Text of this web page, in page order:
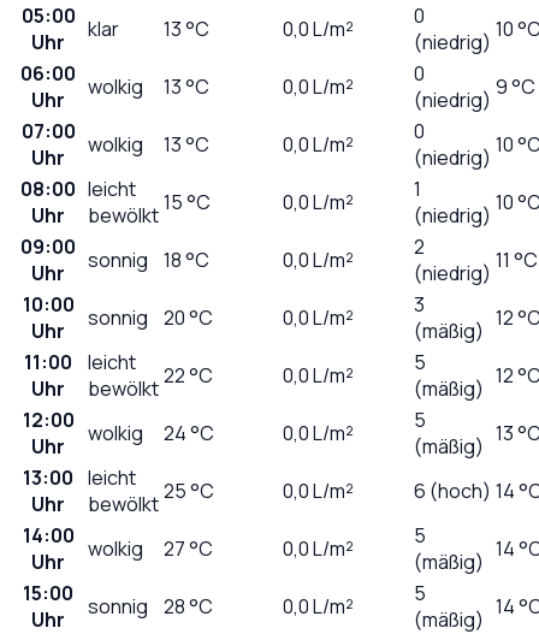
05:00
Uhr
klar 13°C 0,0L/m²
0
(niedrig) 10
06:00
Uhr
wolkig 13°C 0,0L/m²
0
(niedrig) 9 °C
07:00
Uhr
wolkig 13°C 0,0L/m²
0
(niedrig) 10
08:00
Uhr
leicht
bewölkt15°C 0,0L/m²
1
(niedrig) 10
09:00
Uhr
sonnig 18°C 0,0L/m²
2
(niedrig) 11 °C
10:00
Uhr
sonnig 20°C 0,0L/m²
3
(mäßig) 12
11:00
Uhr
leicht
bewölkt22°C 0,0L/m²
5
(mäßig) 12
12:00
Uhr
wolkig 24°C 0,0L/m²
5
(mäßig) 13
13:00
Uhr
leicht
bewölkt25°C 0,0L/m² 6 (hoch) 14
14:00
Uhr
wolkig 27°C 0,0L/m²
5
(mäßig) 14
15:00
Uhr
sonnig 28°C 0,0L/m²
5
(mäßig) 14